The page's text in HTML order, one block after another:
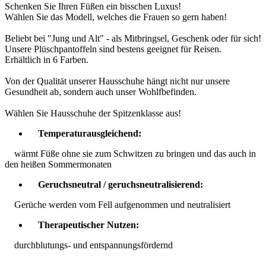
Schenken Sie Ihren Füßen ein bisschen Luxus!
Wählen Sie das Modell, welches die Frauen so gern haben!
Beliebt bei "Jung und Alt" - als Mitbringsel, Geschenk oder für sich!
Unsere Plüschpantoffeln sind bestens geeignet für Reisen.
Erhältlich in 6 Farben.
Von der Qualität unserer Hausschuhe hängt nicht nur unsere
Gesundheit ab, sondern auch unser Wohlfbefinden.
Wählen Sie Hausschuhe der Spitzenklasse aus!
Temperaturausgleichend:
wärmt Füße ohne sie zum Schwitzen zu bringen und das auch in
den heißen Sommermonaten
Geruchsneutral / geruchsneutralisierend:
Gerüche werden vom Fell aufgenommen und neutralisiert
Therapeutischer Nutzen:
durchblutungs- und entspannungsfördernd